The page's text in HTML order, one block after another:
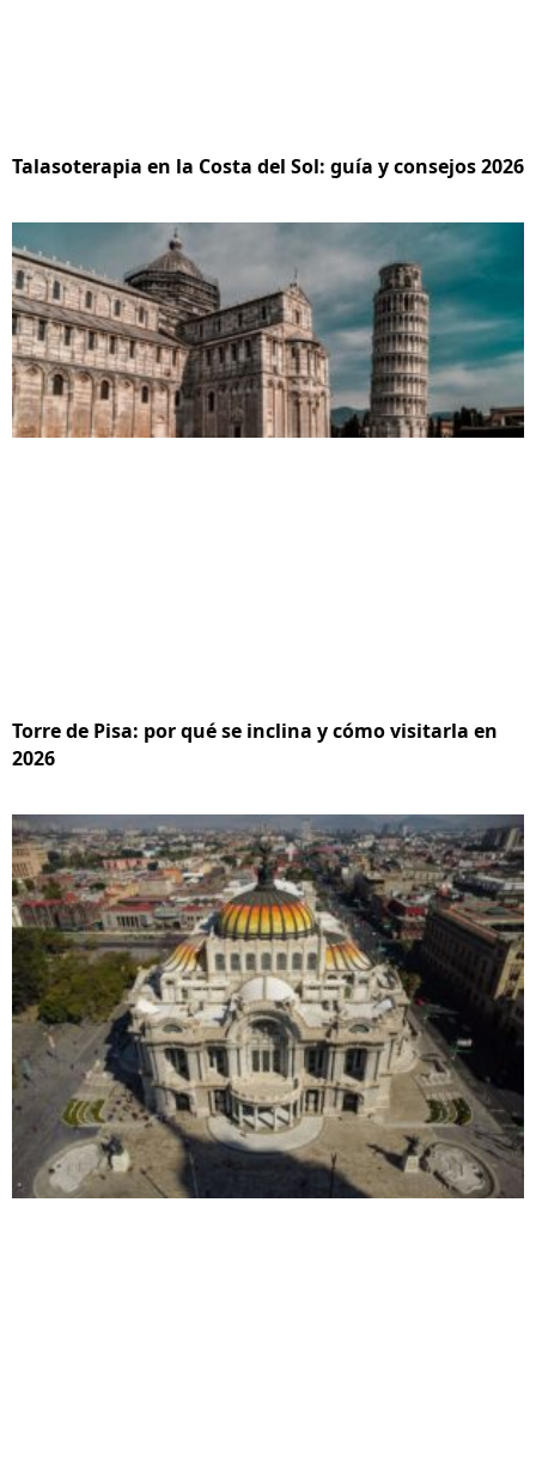
Talasoterapia en la Costa del Sol: guía y consejos 2026
Torre de Pisa: por qué se inclina y cómo visitarla en
2026